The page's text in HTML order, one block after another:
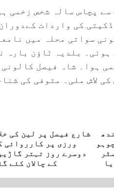
پچاس سالہ شخص زخمی
کی واردات
سواتی محلہ میں
بلدیہ ٹاؤن بارہ
ہوا۔ شاہ فیصل کالونی
لاش ملی۔ متوفی کی
Previous
post:
Next
post:
شارع فیصل پر لین کی
ورزی پر کارروائی
دوسرے روز تہتر
کے چالان کئے